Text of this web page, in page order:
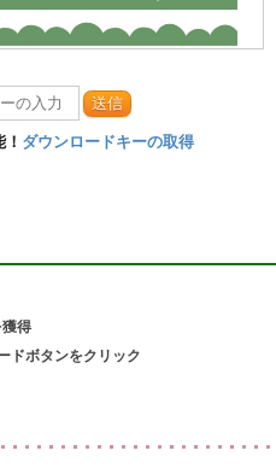
送信
ダウンロードキーの取得
得
ドボタンをクリック